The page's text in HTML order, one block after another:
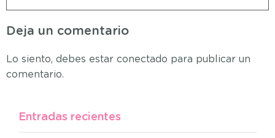
Deja un comentario
Lo siento, debes estar conectado para publicar un
comentario.
Entradas recientes